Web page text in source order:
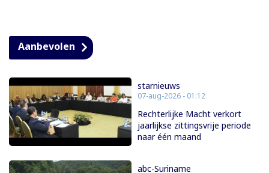
Aanbevolen
starnieuws
07-aug-2026 - 01:12
Rechterlijke Macht verkort
jaarlijkse zittingsvrije periode
naar één maand
abc-Suriname